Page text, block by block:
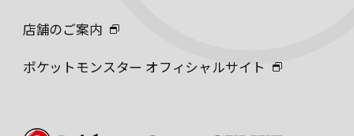
店舗のご案内
ポケットモンスター オフィシャルサイト